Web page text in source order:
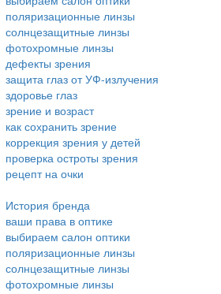
поляризационные линзы
солнцезащитные линзы
фотохромные линзы
дефекты зрения
защита глаз от УФ-излучения
здоровье глаз
зрение и возраст
как сохранить зрение
коррекция зрения у детей
проверка остроты зрения
рецепт на очки
История бренда
ваши права в оптике
выбираем салон оптики
поляризационные линзы
солнцезащитные линзы
фотохромные линзы